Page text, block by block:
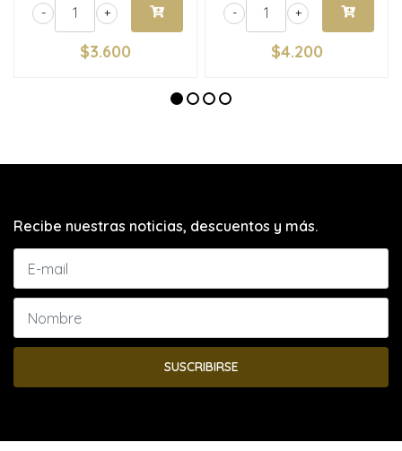
+
-
$3.600
+
-
$4.200
Recibe nuestras noticias, descuentos y más.
SUSCRIBIRSE